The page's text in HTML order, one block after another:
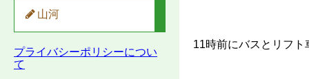
11時前にバスとリフ
山河
プライバシーポリシーについ
て